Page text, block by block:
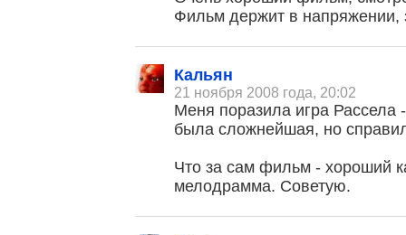
Фильм держит в напряжении,
Кальян
21 ноября 2008 года, 20:02
Меня поразила игра
была сложнейшая, но
Что за сам фильм - хороший
мелодрамма. Советую.